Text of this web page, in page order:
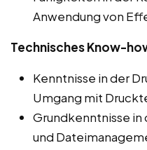
Anwendung von
Technisches Know-
Kenntnisse in der
Umgang mit
Grundkenntnisse
und